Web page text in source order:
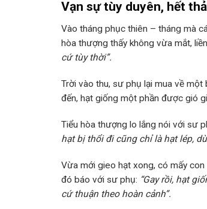
Vạn sự tùy duyên, hết
Vào tháng phục thiên – tháng mà
hòa thượng thấy không vừa mắt,
cứ tùy thời”.
Trời vào thu, sư phụ lại mua về
đến, hạt giống một phần được gió
Tiểu hòa thượng lo lắng nói với sư
hạt bị thổi đi cũng chỉ là hạt lép,
Vừa mới gieo hạt xong, có mấy
đó báo với sư phụ: “Gay rồi, hạt
cứ thuận theo hoàn cảnh”.